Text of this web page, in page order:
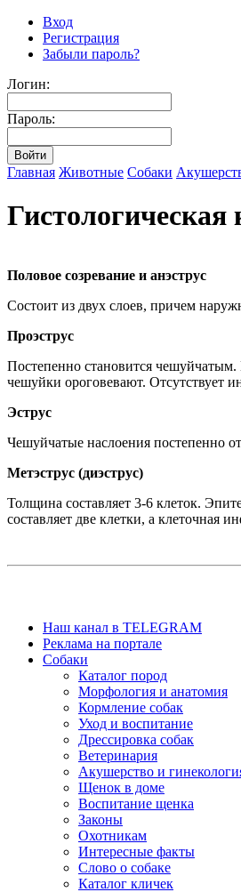
Вход
Регистрация
Забыли пароль?
Логин:
Пароль:
Главная Животные Собаки
Половое созревание и анэструс
Состоит из двух слоев, причем
Проэструс
Постепенно становится
чешуйки ороговевают. Отсутствует
Эструс
Чешуйчатые наслоения постепенно
Метэструс (диэструс)
Толщина составляет 3-6 клеток.
составляет две клетки, а клеточная
Наш канал в TELEGRAM
Реклама на портале
Собаки
Каталог пород
Морфология и анатомия
Кормление собак
Уход и воспитание
Дрессировка собак
Ветеринария
Акушерство и
Щенок в доме
Воспитание щенка
Законы
Охотникам
Интересные факты
Слово о собаке
Каталог кличек